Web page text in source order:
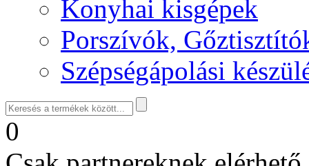
Konyhai kisgépek
Porszívók,
Szépségápolási
0